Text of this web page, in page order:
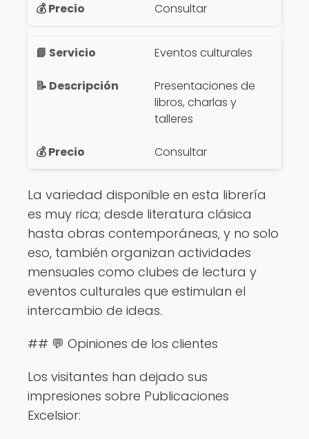
Consultar
Eventos culturales
Presentaciones de
libros, charlas y
talleres
Consultar
La variedad disponible en esta librería
es muy rica; desde literatura clásica
hasta obras contemporáneas, y no solo
eso, también organizan actividades
mensuales como clubes de lectura y
eventos culturales que estimulan el
intercambio de ideas.
## 💬 Opiniones de los clientes
Los visitantes han dejado sus
impresiones sobre Publicaciones
Excelsior: